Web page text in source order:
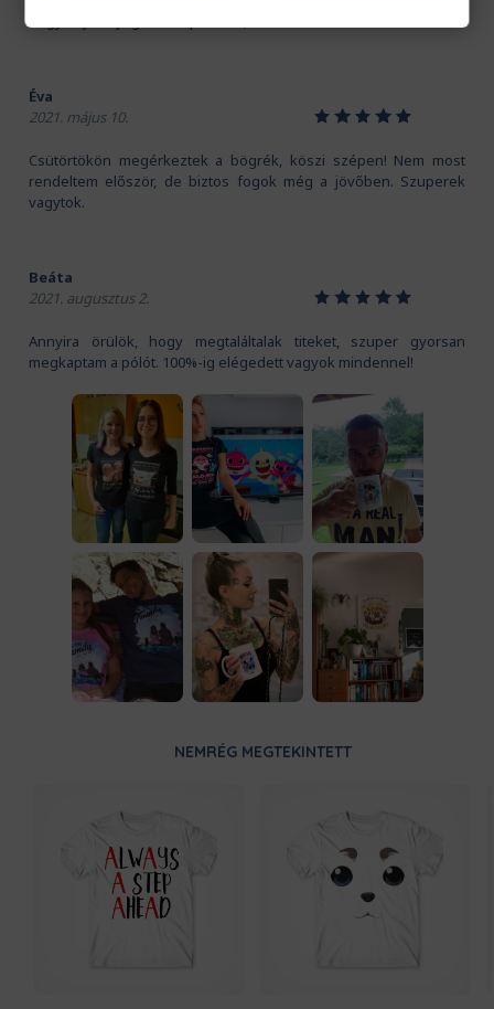
Éva
2021. május 10.
12345
Csütörtökön megérkeztek a bögrék, köszi szépen! Nem most
rendeltem először, de biztos fogok még a jövőben. Szuperek
vagytok.
Beáta
2021. augusztus 2.
12345
Annyira örülök, hogy megtaláltalak titeket, szuper gyorsan
megkaptam a pólót. 100%-ig elégedett vagyok mindennel!
NEMRÉG MEGTEKINTETT